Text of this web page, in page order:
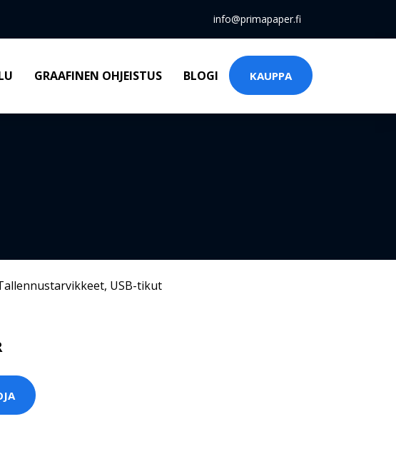
info@primapaper.fi
GRAAFINEN OHJEISTUS BLOGI KAUPPA
, USB-tikut